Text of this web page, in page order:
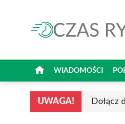
WIADOMOŚCI
UWAGA! Dołącz